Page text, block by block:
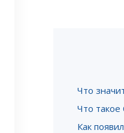
Что
Что такое
Как